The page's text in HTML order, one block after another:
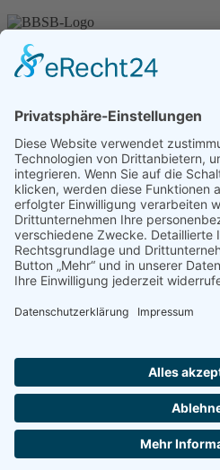
Unser Angebot
Shop
Datenschutz
Kontakt
Transparenzerklärung
BBSB-Inform: täglich
für sehbehinderte und
Anmeldung Newsletter BBSB-
Unser Newsletter für